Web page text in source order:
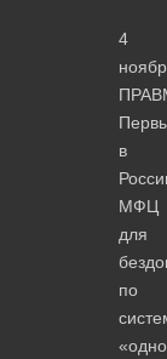
4
в
МФЦ
для
по